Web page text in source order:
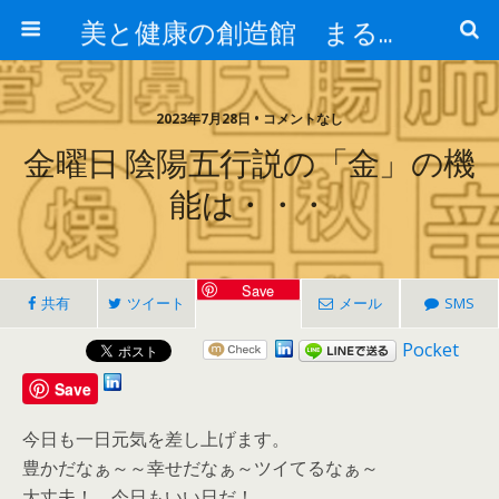
美と健康の創造館 まるとみ薬品 ぐんまの薬屋 芳さんのブログ
2023年7月28日 • コメントなし
金曜日 陰陽五行説の「金」の機
能は・・・
共有 ツイート
Save
メール SMS
Pocket
Save
今日も一日元気を差し上げます。
豊かだなぁ～～幸せだなぁ～ツイてるなぁ～